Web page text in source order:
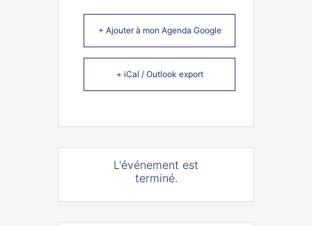
+ Ajouter à mon Agenda Google
+ iCal / Outlook export
L'événement est
terminé.